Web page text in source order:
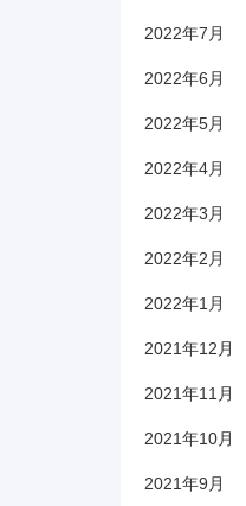
2022年7月
2022年6月
2022年5月
2022年4月
2022年3月
2022年2月
2022年1月
2021年12月
2021年11月
2021年10月
2021年9月